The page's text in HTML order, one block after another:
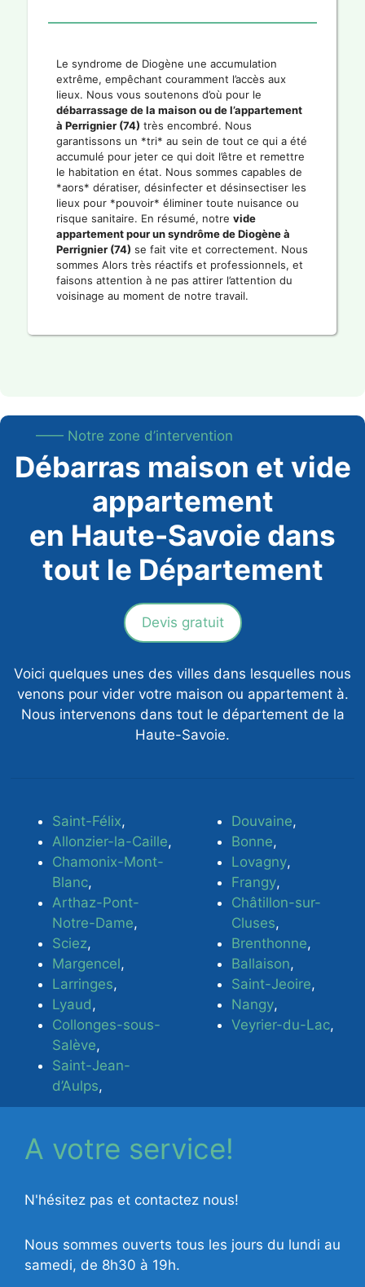
Le syndrome de Diogène une accumulation
extrême, empêchant couramment l’accès aux
lieux. Nous vous soutenons d’où pour le
débarrassage de la maison ou de l’appartement
à Perrignier (74) très encombré. Nous
garantissons un *tri* au sein de tout ce qui a été
accumulé pour jeter ce qui doit l’être et remettre
le habitation en état. Nous sommes capables de
*aors* dératiser, désinfecter et désinsectiser les
lieux pour *pouvoir* éliminer toute nuisance ou
risque sanitaire. En résumé, notre vide
appartement pour un syndrôme de Diogène à
Perrignier (74) se fait vite et correctement. Nous
sommes Alors très réactifs et professionnels, et
faisons attention à ne pas attirer l’attention du
voisinage au moment de notre travail.
—— Notre zone d’intervention
Débarras maison et vide
appartement
en Haute-Savoie dans
tout le Département
Devis gratuit
Voici quelques unes des villes dans lesquelles nous
venons pour vider votre maison ou appartement à.
Nous intervenons dans tout le département de la
Haute-Savoie.
Saint-Félix,
Allonzier-la-Caille,
Chamonix-Mont-
Blanc,
Arthaz-Pont-
Notre-Dame,
Sciez,
Margencel,
Larringes,
Lyaud,
Collonges-sous-
Salève,
Saint-Jean-
d’Aulps,
Douvaine,
Bonne,
Lovagny,
Frangy,
Châtillon-sur-
Cluses,
Brenthonne,
Ballaison,
Saint-Jeoire,
Nangy,
Veyrier-du-Lac,
A votre service!
N'hésitez pas et contactez nous!
Nous sommes ouverts tous les jours du lundi au
samedi, de 8h30 à 19h.